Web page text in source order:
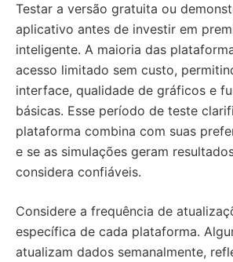
Testar a versão gratuita ou
aplicativo antes de investir em
inteligente. A maioria das
acesso limitado sem custo,
interface, qualidade de gráficos e
básicas. Esse período de teste
plataforma combina com suas
e se as simulações geram
considera confiáveis.
Considere a frequência de
específica de cada plataforma.
atualizam dados semanalmente,